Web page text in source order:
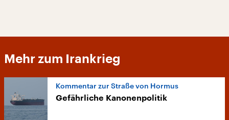
Mehr zum Irankrieg
Kommentar zur Straße von Hormus
Gefährliche Kanonenpolitik